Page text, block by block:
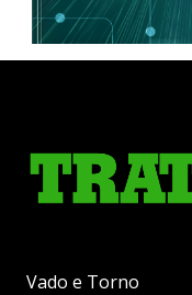
Vado e Torno